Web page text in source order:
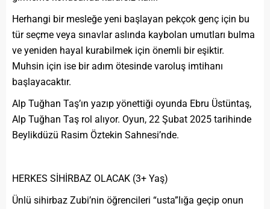
Herhangi bir mesleğe yeni başlayan pekçok genç için bu
tür seçme veya sınavlar aslında kaybolan umutları bulma
ve yeniden hayal kurabilmek için önemli bir eşiktir.
Muhsin için ise bir adım ötesinde varoluş imtihanı
başlayacaktır.
Alp Tuğhan Taş’ın yazıp yönettiği oyunda Ebru Üstüntaş,
Alp Tuğhan Taş rol alıyor. Oyun, 22 Şubat 2025 tarihinde
Beylikdüzü Rasim Öztekin Sahnesi’nde.
HERKES SİHİRBAZ OLACAK (3+ Yaş)
Ünlü sihirbaz Zubi’nin öğrencileri “usta”lığa geçip onun